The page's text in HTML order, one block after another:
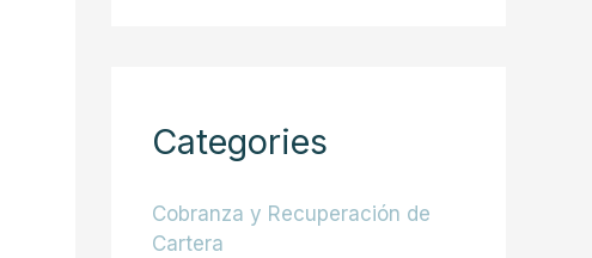
Categories
Cobranza y Recuperación de
Cartera